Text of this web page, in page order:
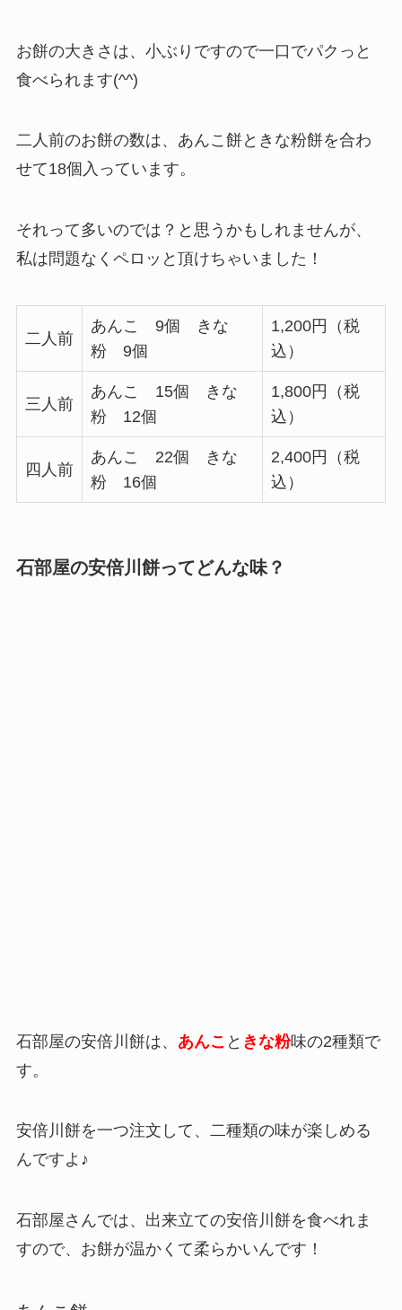
お餅の大きさは、小ぶりですので一口でパクっと
食べられます(^^)
二人前のお餅の数は、あんこ餅ときな粉餅を合わ
せて18個入っています。
それって多いのでは？と思うかもしれませんが、
私は問題なくペロッと頂けちゃいました！
二人前
あんこ 9個 きな
粉 9個
1,200円（税
込）
三人前
あんこ 15個 きな
粉 12個
1,800円（税
込）
四人前
あんこ 22個 きな
粉 16個
2,400円（税
込）
石部屋の安倍川餅ってどんな味？
石部屋の安倍川餅は、 あんこ と きな粉味の2種類で
す。
安倍川餅を一つ注文して、二種類の味が楽しめる
んですよ♪
石部屋さんでは、出来立ての安倍川餅を食べれま
すので、お餅が温かくて柔らかいんです！